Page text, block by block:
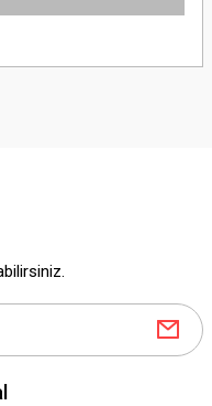
kullanarak tarafımıza